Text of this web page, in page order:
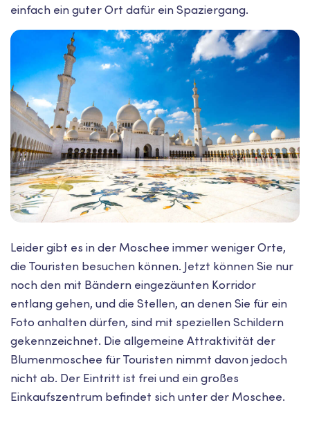
einfach ein guter Ort dafür ein Spaziergang.
Leider gibt es in der Moschee immer weniger Orte,
die Touristen besuchen können. Jetzt können Sie nur
noch den mit Bändern eingezäunten Korridor
entlang gehen, und die Stellen, an denen Sie für ein
Foto anhalten dürfen, sind mit speziellen Schildern
gekennzeichnet. Die allgemeine Attraktivität der
Blumenmoschee für Touristen nimmt davon jedoch
nicht ab. Der Eintritt ist frei und ein großes
Einkaufszentrum befindet sich unter der Moschee.